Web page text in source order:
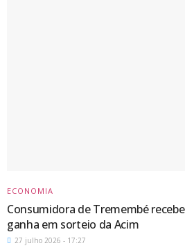
ECONOMIA
Consumidora de Tremembé
ganha em sorteio da Acim
27 julho 2026 - 17:27